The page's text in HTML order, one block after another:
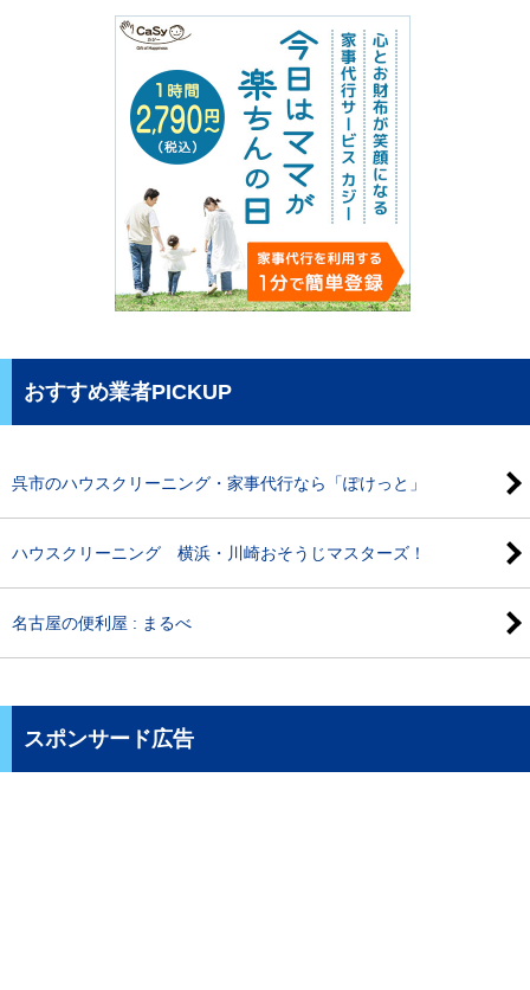
おすすめ業者PICKUP
呉市のハウスクリーニング・家事代行なら「ぽけっと」
ハウスクリーニング 横浜・川崎おそうじマスターズ！
名古屋の便利屋 : まるべ
スポンサード広告